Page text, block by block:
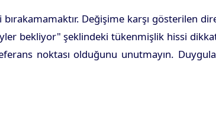
Değişime karşı gösterilen
bekliyor" şeklindeki tükenmişlik hissi
noktası olduğunu unutmayın.